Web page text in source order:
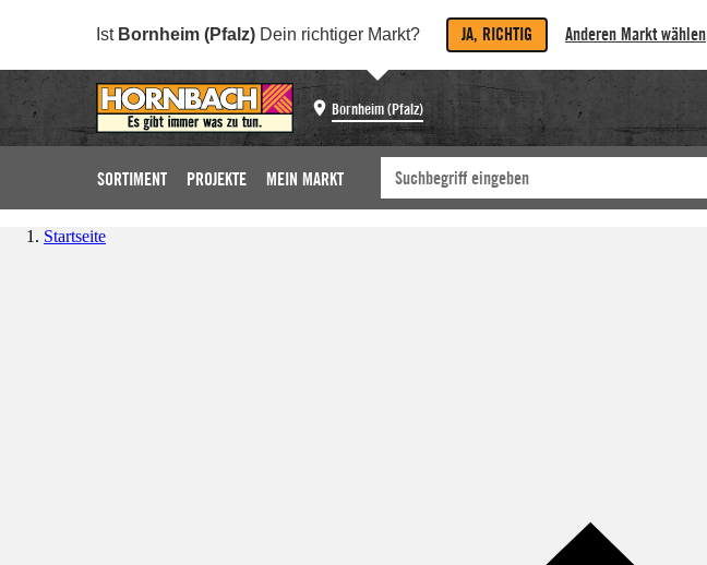
Ist Bornheim (Pfalz) Dein richtiger Markt? JA, RICHTIG Anderen Markt wählen
Bornheim (Pfalz)
SORTIMENT PROJEKTE MEIN MARKT
Startseite